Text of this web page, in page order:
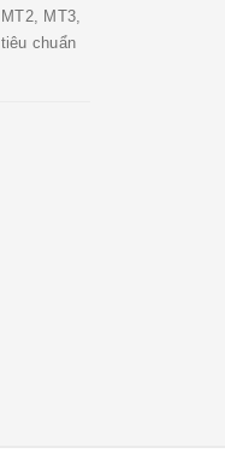
MT3,
chuẩn